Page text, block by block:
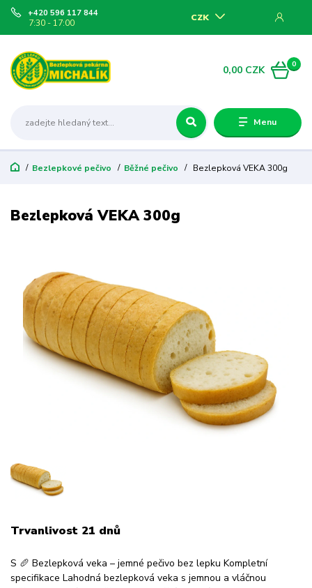
Menu
CZK
+420 596 117 844
7:30 - 17:00
0
0,00 CZK
Bezlepkové pečivo Běžné pečivo Bezlepková VEKA 300g
Bezlepková VEKA 300g
Trvanlivost 21 dnů
S 🥖 Bezlepková veka – jemné pečivo bez lepku Kompletní
specifikace Lahodná bezlepková veka s jemnou a vláčnou